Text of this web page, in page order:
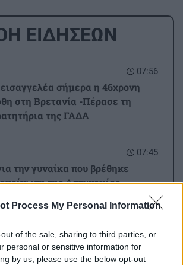
Process My Personal Information
of the sale, sharing to third parties, or
personal or sensitive information for
by us, please use the below opt-out
ΕΙΔΗΣΕΩΝ
07:56
σήμερα η 46χρονη
στη Βρετανία -Πέρασε τη
της ΓΑΔΑ
07:45
την γυναίκα που βρέθηκε
της Αστυνομίας
είναι άρνηση, αλλά επιφύλαξη»
Αφγανός επέλεξε τη σιωπή